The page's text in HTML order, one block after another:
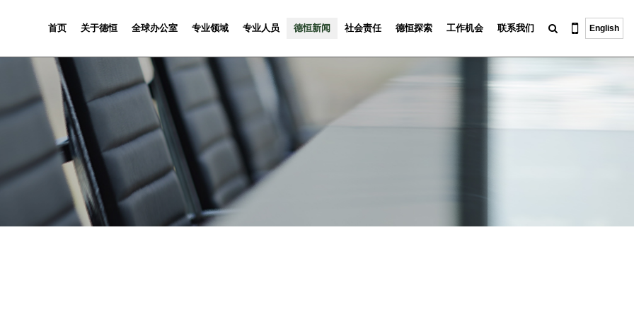
首页 关于德恒 全球办公室 专业领域 专业人员 德恒新闻 社会责任 德恒探索 工作机会 联系我们 English